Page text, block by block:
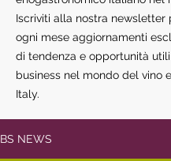
Iscriviti alla nostra newsletter
ogni mese aggiornamenti
di tendenza e opportunità
business nel mondo del vino
Italy.
BS NEWS